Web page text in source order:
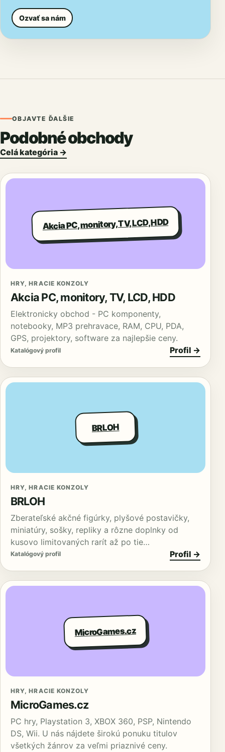
Ozvať sa nám
OBJAVTE ĎALŠIE
Podobné obchody
Celá kategória →
Akcia PC, monitory, TV, LCD, HDD
HRY, HRACIE KONZOLY
Akcia PC, monitory, TV, LCD, HDD
Elektronicky obchod - PC komponenty,
notebooky, MP3 prehravace, RAM, CPU, PDA,
GPS, projektory, software za najlepšie ceny.
Katalógový profil Profil →
BRLOH
HRY, HRACIE KONZOLY
BRLOH
Zberateľské akčné figúrky, plyšové postavičky,
miniatúry, sošky, repliky a rôzne doplnky od
kusovo limitovaných rarít až po tie…
Katalógový profil Profil →
MicroGames.cz
HRY, HRACIE KONZOLY
MicroGames.cz
PC hry, Playstation 3, XBOX 360, PSP, Nintendo
DS, Wii. U nás nájdete širokú ponuku titulov
všetkých žánrov za veľmi priaznivé ceny.